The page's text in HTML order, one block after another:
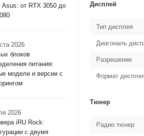
Asus: от RTX 3050 до
2026
блоков
питания:
модели и версии с
2026
iRU Rock:
с двумя
Дисплей
Тип дисплея
Диагональ
Разрешение
Формат
Тюнер
Радио тюнер